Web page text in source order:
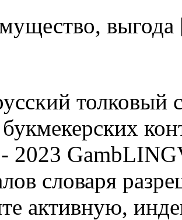
толковый
2023
словаря
активную,